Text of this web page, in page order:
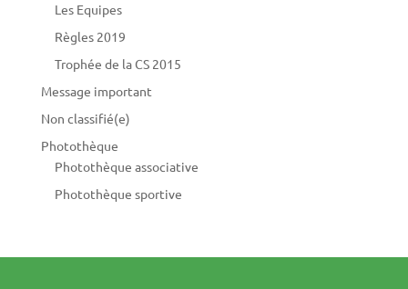
Les Equipes
Règles 2019
Trophée de la CS 2015
Message important
Non classifié(e)
Photothèque
Photothèque associative
Photothèque sportive